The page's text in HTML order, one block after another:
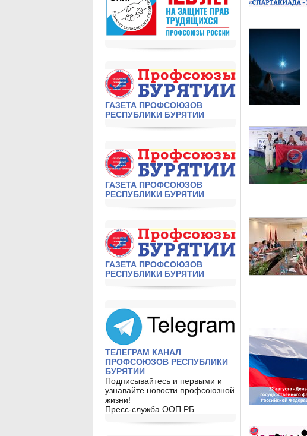
ГАЗЕТА ПРОФСОЮЗОВ
РЕСПУБЛИКИ БУРЯТИИ
ГАЗЕТА ПРОФСОЮЗОВ
РЕСПУБЛИКИ БУРЯТИИ
ГАЗЕТА ПРОФСОЮЗОВ
РЕСПУБЛИКИ БУРЯТИИ
ТЕЛЕГРАМ КАНАЛ
ПРОФСОЮЗОВ РЕСПУБЛИКИ
БУРЯТИИ
Подписывайтесь и первыми и
узнавайте новости профсоюзной
жизни!
Пресс-служба ООП РБ